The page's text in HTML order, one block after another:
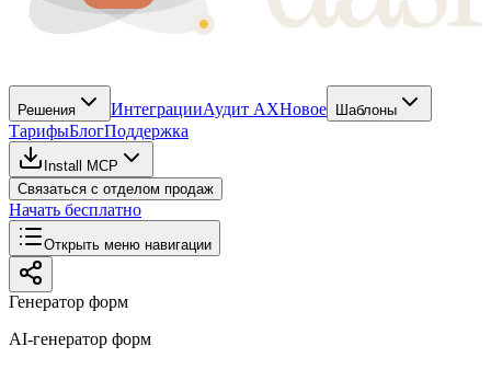
Решения ИнтеграцииАудит AXНовое Шаблоны
ТарифыБлогПоддержка
Install MCP
Связаться с отделом продаж
Начать бесплатно
Открыть меню навигации
Генератор форм
AI-генератор форм